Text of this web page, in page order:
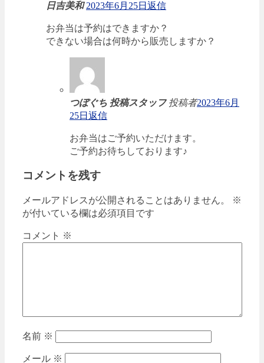
日吉美和 2023年6月25日 返信
お弁当は予約はできますか？
できない場合は何時から販売しますか？
つぼぐち 投稿スタッフ 投稿者2023年6月
25日 返信
お弁当はご予約いただけます。
ご予約お待ちしております♪
コメントを残す
メールアドレスが公開されることはありません。
※
が付いている欄は必須項目です
コメント ※
名前 ※
メール ※